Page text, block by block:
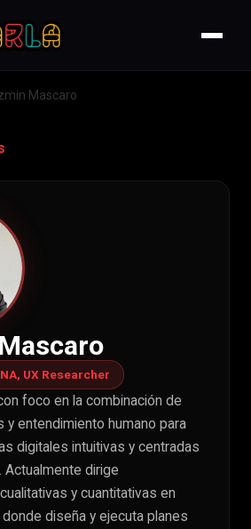
Mascaro
UX Researcher
foco en la combinación de
y entendimiento humano para
digitales intuitivas y centradas
dirige
y cuantitativas en
donde diseña y ejecuta planes